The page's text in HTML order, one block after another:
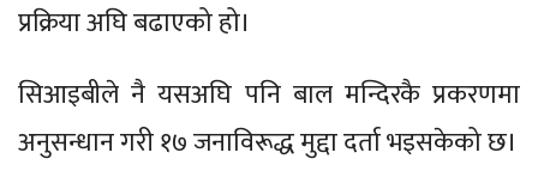
प्रक्रिया अघि बढाएको हो।
सिआइबीले नै यसअघि पनि बाल मन्दिरकै प्रकरणमा
अनुसन्धान गरी १७ जनाविरूद्ध मुद्दा दर्ता भइसकेको छ।